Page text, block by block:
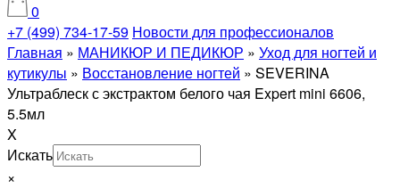
0
+7 (499) 734-17-59 Новости для профессионалов
Главная » МАНИКЮР И ПЕДИКЮР » Уход для ногтей и
кутикулы » Восстановление ногтей » SEVERINA
Ультраблеск с экстрактом белого чая Expert mini 6606,
5.5мл
X
Искать
×